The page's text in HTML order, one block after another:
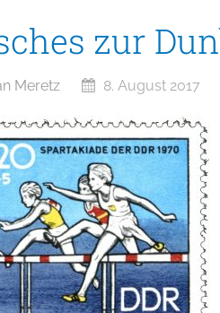
zur
Meretz 8. August 2017